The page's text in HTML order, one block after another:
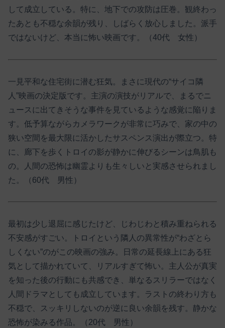
して成立している。特に、地下での攻防は圧巻。観終わっ
たあとも不穏な余韻が残り、しばらく放心しました。派手
ではないけど、本当に怖い映画です。（40代 女性）
一見平和な住宅街に潜む狂気。まさに現代の“サイコ隣
人”映画の決定版です。主演の演技がリアルで、まるでニ
ュースに出てきそうな事件を見ているような感覚に陥りま
す。低予算ながらカメラワークが非常に巧みで、家の中の
狭い空間を最大限に活かしたサスペンス演出が際立つ。特
に、廊下を歩くトロイの影が静かに伸びるシーンは鳥肌も
の。人間の恐怖は幽霊よりも生々しいと実感させられまし
た。（60代 男性）
最初は少し退屈に感じたけど、じわじわと積み重ねられる
不安感がすごい。トロイという隣人の異常性が“わざとら
しくない”のがこの映画の強み。日常の延長線上にある狂
気として描かれていて、リアルすぎて怖い。主人公が真実
を知った後の行動にも共感でき、単なるスリラーではなく
人間ドラマとしても成立しています。ラストの終わり方も
不穏で、スッキリしないのが逆に良い余韻を残す。静かな
恐怖が染みる作品。（20代 男性）